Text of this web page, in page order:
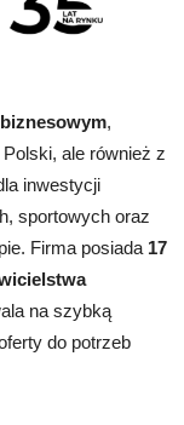
,
ale również z
inwestycji
sportowych oraz
Firma posiada 17
na szybką
do potrzeb